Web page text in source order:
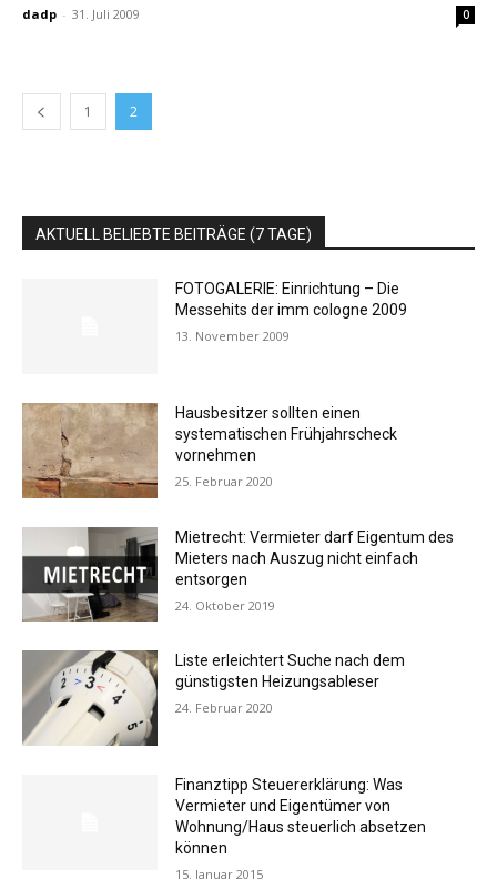
dadp - 31. Juli 2009 0
1 2
AKTUELL BELIEBTE BEITRÄGE (7 TAGE)
FOTOGALERIE: Einrichtung – Die
Messehits der imm cologne 2009
13. November 2009
Hausbesitzer sollten einen
systematischen Frühjahrscheck
vornehmen
25. Februar 2020
Mietrecht: Vermieter darf Eigentum des
Mieters nach Auszug nicht einfach
entsorgen
24. Oktober 2019
Liste erleichtert Suche nach dem
günstigsten Heizungsableser
24. Februar 2020
Finanztipp Steuererklärung: Was
Vermieter und Eigentümer von
Wohnung/Haus steuerlich absetzen
können
15. Januar 2015